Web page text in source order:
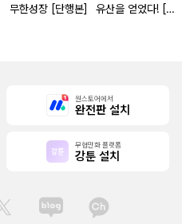
무한성장 [단행본]
유산을 얻었다! [단
원스토어에서
완전판 설치
무협만화 플랫폼
강툰 설치